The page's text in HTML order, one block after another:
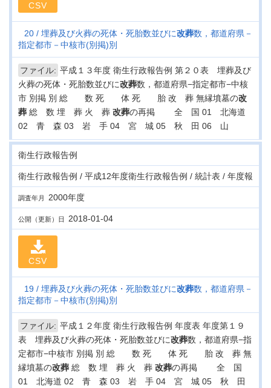
CSV
20 埋葬及び火葬の死体・死胎数並びに改葬数，都道府県－
指定都市－中核市(別掲)別
ファイル: 平成１３年度 衛生行政報告例 第２０表 埋葬及び
火葬の死体・死胎数並びに改葬数，都道府県−指定都市−中核
市 別掲 別 総 数 死 体 死 胎 改 葬 無縁墳墓の改
葬 総 数 埋 葬 火 葬 改葬の再掲 全 国 01 北海道
02 青 森 03 岩 手 04 宮 城 05 秋 田 06 山
衛生行政報告例
衛生行政報告例 / 平成12年度衛生行政報告例 / 統計表 / 年度報
調査年月 2000年度
公開（更新）日 2018-01-04
CSV
19 埋葬及び火葬の死体・死胎数並びに改葬数，都道府県－
指定都市－中核市(別掲)別
ファイル: 平成１２年度 衛生行政報告例 年度表 年度第１９
表 埋葬及び火葬の死体・死胎数並びに改葬数，都道府県−指
定都市−中核市 別掲 別 総 数 死 体 死 胎 改 葬 無
縁墳墓の改葬 総 数 埋 葬 火 葬 改葬の再掲 全 国
01 北海道 02 青 森 03 岩 手 04 宮 城 05 秋 田